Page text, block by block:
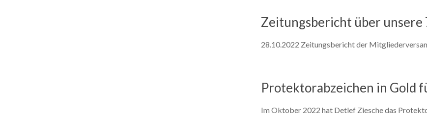
Zeitungsbericht über
28.10.2022 Zeitungsbericht der
Protektorabzeichen in Gold
Im Oktober 2022 hat Detlef Ziesche das